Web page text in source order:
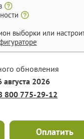
выборки или
обновления
августа 2026
800 775-29-12
Оплатить